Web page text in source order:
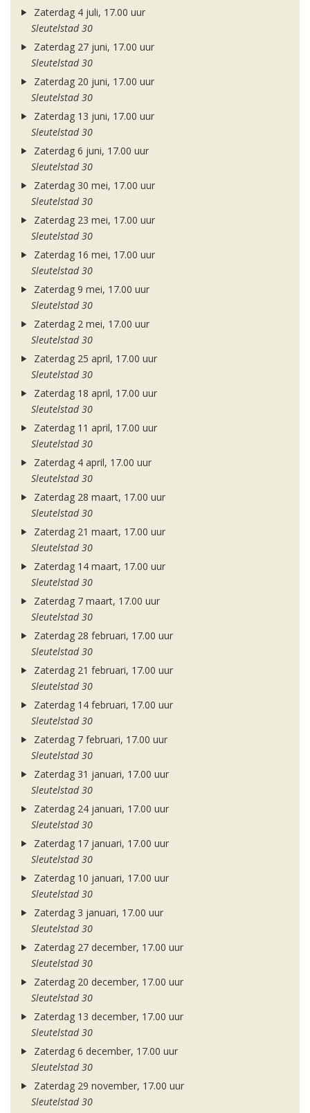
Zaterdag 4 juli, 17.00 uur
Sleutelstad 30
Zaterdag 27 juni, 17.00 uur
Sleutelstad 30
Zaterdag 20 juni, 17.00 uur
Sleutelstad 30
Zaterdag 13 juni, 17.00 uur
Sleutelstad 30
Zaterdag 6 juni, 17.00 uur
Sleutelstad 30
Zaterdag 30 mei, 17.00 uur
Sleutelstad 30
Zaterdag 23 mei, 17.00 uur
Sleutelstad 30
Zaterdag 16 mei, 17.00 uur
Sleutelstad 30
Zaterdag 9 mei, 17.00 uur
Sleutelstad 30
Zaterdag 2 mei, 17.00 uur
Sleutelstad 30
Zaterdag 25 april, 17.00 uur
Sleutelstad 30
Zaterdag 18 april, 17.00 uur
Sleutelstad 30
Zaterdag 11 april, 17.00 uur
Sleutelstad 30
Zaterdag 4 april, 17.00 uur
Sleutelstad 30
Zaterdag 28 maart, 17.00 uur
Sleutelstad 30
Zaterdag 21 maart, 17.00 uur
Sleutelstad 30
Zaterdag 14 maart, 17.00 uur
Sleutelstad 30
Zaterdag 7 maart, 17.00 uur
Sleutelstad 30
Zaterdag 28 februari, 17.00 uur
Sleutelstad 30
Zaterdag 21 februari, 17.00 uur
Sleutelstad 30
Zaterdag 14 februari, 17.00 uur
Sleutelstad 30
Zaterdag 7 februari, 17.00 uur
Sleutelstad 30
Zaterdag 31 januari, 17.00 uur
Sleutelstad 30
Zaterdag 24 januari, 17.00 uur
Sleutelstad 30
Zaterdag 17 januari, 17.00 uur
Sleutelstad 30
Zaterdag 10 januari, 17.00 uur
Sleutelstad 30
Zaterdag 3 januari, 17.00 uur
Sleutelstad 30
Zaterdag 27 december, 17.00 uur
Sleutelstad 30
Zaterdag 20 december, 17.00 uur
Sleutelstad 30
Zaterdag 13 december, 17.00 uur
Sleutelstad 30
Zaterdag 6 december, 17.00 uur
Sleutelstad 30
Zaterdag 29 november, 17.00 uur
Sleutelstad 30